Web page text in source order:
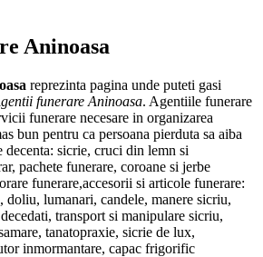
Aninoasa
reprezinta pagina unde puteti gasi
funerare Aninoasa. Agentiile funerare
funerare necesare in organizarea
bun pentru ca persoana pierduta sa aiba
decenta: sicrie, cruci din lemn si
pachete funerare, coroane si jerbe
funerare,accesorii si articole funerare:
doliu, lumanari, candele, manere sicriu,
transport si manipulare sicriu,
tanatopraxie, sicrie de lux,
inmormantare, capac frigorific